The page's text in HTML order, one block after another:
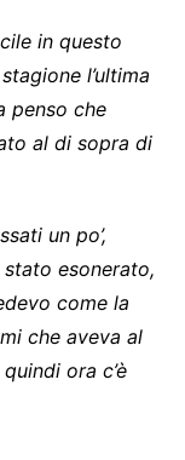
in questo
l’ultima
penso che
al di sopra di
un po’,
esonerato,
come la
che aveva al
ora c’è